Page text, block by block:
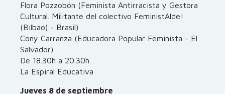
Flora Pozzobón (Feminista Antirracista y Gestora
Cultural. Militante del colectivo FeministAlde!
(Bilbao) - Brasil)
Cony Carranza (Educadora Popular Feminista - El
Salvador)
De 18.30h a 20.30h
La Espiral Educativa
Jueves 8 de septiembre